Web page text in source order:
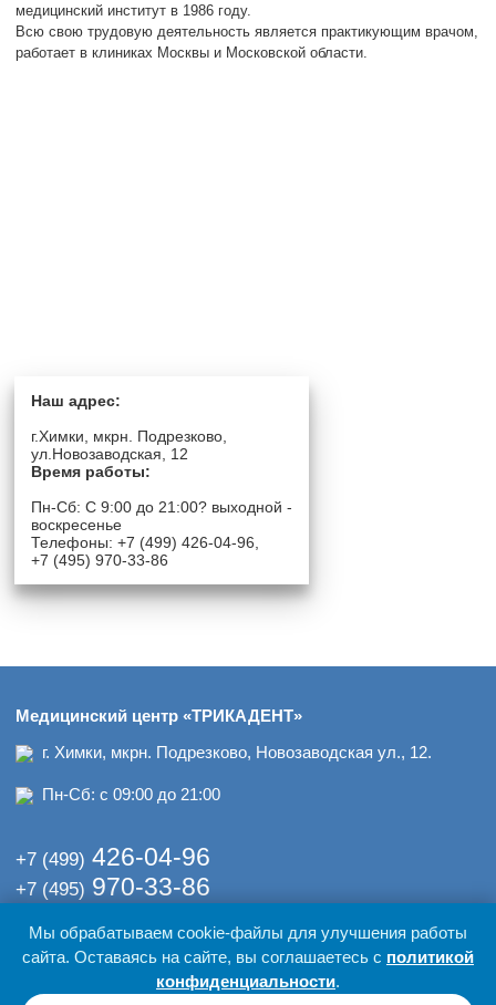
медицинский институт в 1986 году.
Всю свою трудовую деятельность является практикующим врачом,
работает в клиниках Москвы и Московской области.
Наш адрес:
г.Химки, мкрн. Подрезково,
ул.Новозаводская, 12
Время работы:
Пн-Сб: C 9:00 до 21:00? выходной -
воскресенье
Телефоны: +7 (499) 426-04-96,
+7 (495) 970-33-86
Медицинский центр «ТРИКАДЕНТ»
г. Химки, мкрн. Подрезково, Новозаводская ул., 12.
Пн-Сб: с 09:00 до 21:00
+7 (499) 426-04-96
+7 (495) 970-33-86
© 2017-2026 гг. Медицинский центр «ТРИКАДЕНТ»
Политика обработки персональных данных
Оставаясь на нашем сайте вы даете согласие на обработку
персональных данных
Мы обрабатываем cookie-файлы для улучшения работы
сайта. Оставаясь на сайте, вы соглашаетесь с политикой
конфиденциальности.